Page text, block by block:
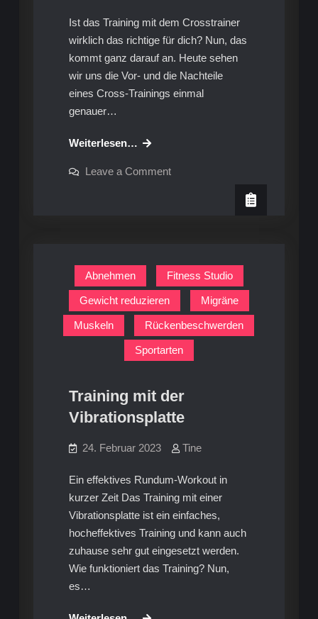
Ist das Training mit dem Crosstrainer
wirklich das richtige für dich? Nun, das
kommt ganz darauf an. Heute sehen
wir uns die Vor- und die Nachteile
eines Cross-Trainings einmal
genauer…
Weiterlesen… Crosstrainer:
und
Leave a Commenton
Abnehmen Fitness Studio
Gewicht reduzieren Migräne
Muskeln Rückenbeschwerden
Sportarten
Training mit der
Vibrationsplatte
24. Februar 2023 Tine
Ein effektives Rundum-Workout in
kurzer Zeit Das Training mit einer
Vibrationsplatte ist ein einfaches,
hocheffektives Training und kann auch
zuhause sehr gut eingesetzt werden.
Wie funktioniert das Training? Nun,
es…